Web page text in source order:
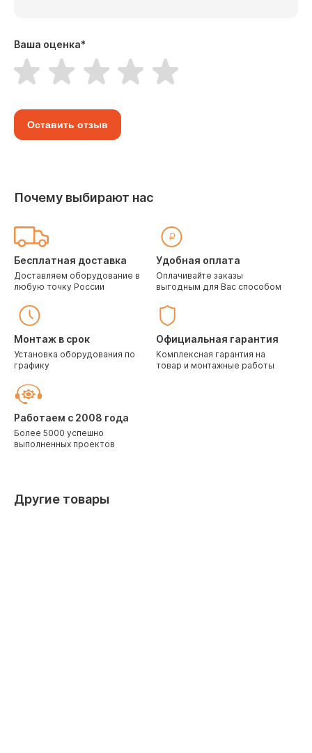
Ваша оценка*
Оставить отзыв
Почему выбирают нас
Бесплатная доставка
Доставляем оборудование в
любую точку России
Удобная оплата
Оплачивайте заказы
выгодным для Вас способом
Монтаж в срок
Установка оборудования по
графику
Официальная гарантия
Комплексная гарантия на
товар и монтажные работы
Работаем с 2008 года
Более 5000 успешно
выполненных проектов
Другие товары